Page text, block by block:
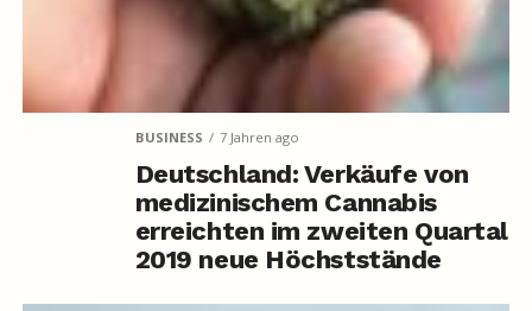
BUSINESS 7 Jahren ago
Deutschland: Verkäufe von
medizinischem Cannabis
erreichten im zweiten Quartal
2019 neue Höchststände